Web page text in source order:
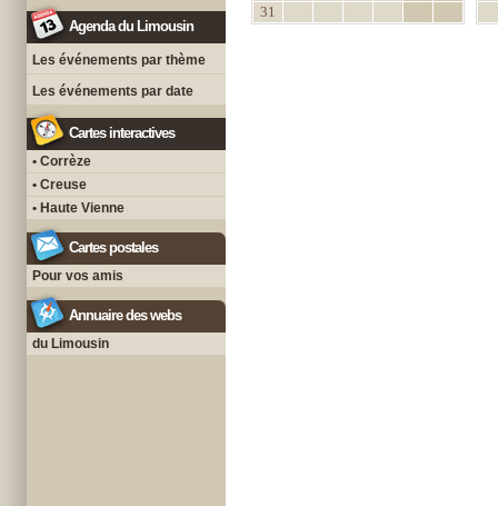
Agenda du Limousin
Les événements par thème
Les événements par date
Cartes interactives
• Corrèze
• Creuse
• Haute Vienne
Cartes postales
Pour vos amis
Annuaire des webs
du Limousin
31